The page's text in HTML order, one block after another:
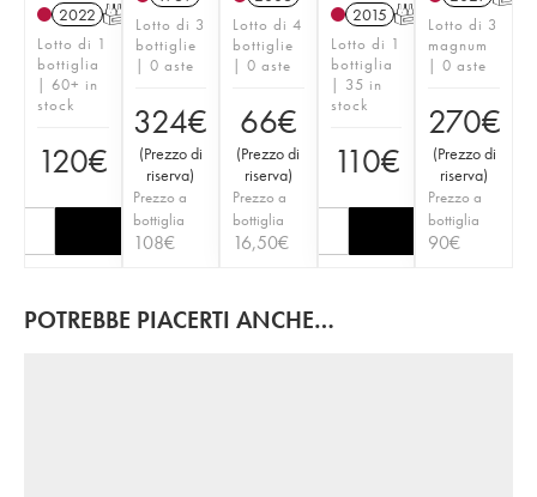
2022 T
Lotto di 1
bottiglia
| 60+ in
stock
120€
Lotto di 3
bottiglie
| 0 aste
324€
(Prezzo di
riserva)
Prezzo a
bottiglia
108€
Lotto di 4
bottiglie
| 0 aste
66€
(Prezzo di
riserva)
Prezzo a
bottiglia
16,50€
2015 T
Lotto di 1
bottiglia
| 35 in
stock
110€
Lotto di 3
magnum
| 0 aste
270€
(Prezzo di
riserva)
Prezzo a
bottiglia
90€
POTREBBE PIACERTI ANCHE…